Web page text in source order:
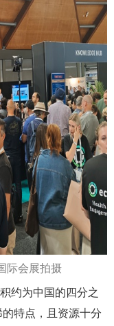
际会展拍摄
约为中国的四分之
特点，且资源十分